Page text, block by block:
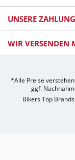
UNSERE
WIR VERSENDEN
*Alle Preise
ggf.
Bikers Top